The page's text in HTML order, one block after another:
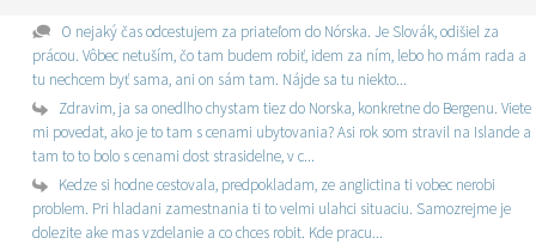
O nejaký čas odcestujem za priateľom do Nórska. Je Slovák, odišiel za
prácou. Vôbec netuším, čo tam budem robiť, idem za ním, lebo ho mám rada a
tu nechcem byť sama, ani on sám tam. Nájde sa tu niekto...
Zdravim, ja sa onedlho chystam tiez do Norska, konkretne do Bergenu. Viete
mi povedat, ako je to tam s cenami ubytovania? Asi rok som stravil na Islande a
tam to to bolo s cenami dost strasidelne, v c...
Kedze si hodne cestovala, predpokladam, ze anglictina ti vobec nerobi
problem. Pri hladani zamestnania ti to velmi ulahci situaciu. Samozrejme je
dolezite ake mas vzdelanie a co chces robit. Kde pracu...